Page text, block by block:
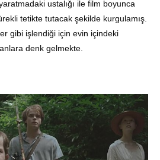
ustalığı ile film boyunca
tetikte tutacak şekilde kurgulamış.
gibi işlendiği için evin içindeki
denk gelmekte.